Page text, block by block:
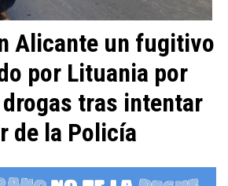
Alicante un fugitivo
por Lituania por
tras intentar
de la Policía